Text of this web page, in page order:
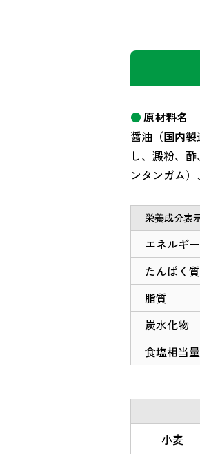
原材料名
醤油（国内
し、澱粉、
ンタンガム
栄養成分表
エネルギー
たんぱく質
脂質
炭水化物
食塩相当量
小麦